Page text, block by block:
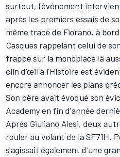
surtout, l'événement
après les premiers essais de
même tracé de Fiorano, à
Casques rappelant celui de
frappé sur la monoplace là
clin d'œil à l'Histoire est
encore annoncer les plans
Son père avait évoqué son
Academy en fin d'année
Après Giuliano Alesi, deux
rouler au volant de la SF71H.
s'agissait également d'une